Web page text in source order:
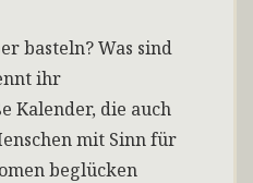
basteln? Was sind
ihr
Kalender, die auch
mit Sinn für
beglücken